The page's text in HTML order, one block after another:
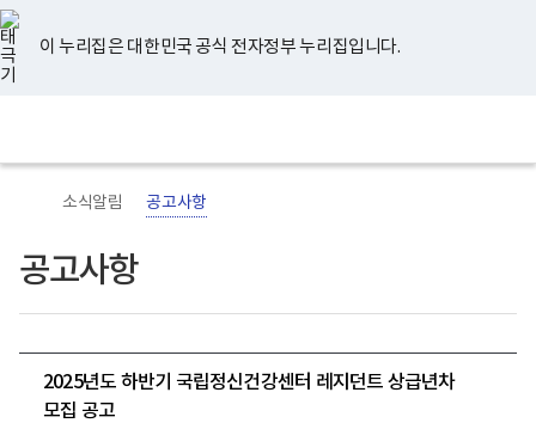
너
비
767px
이
하
이 누리집은 대한민국 공식 전자정부 누리집입니다.
지
검
메
홈
소식알림 공고사항
공고사항
2025년도 하반기 국립정신건강센터 레지던트 상급년차
모집 공고
유
튜
브
페
이
스
북
인
스
타
그
램
블
로
그